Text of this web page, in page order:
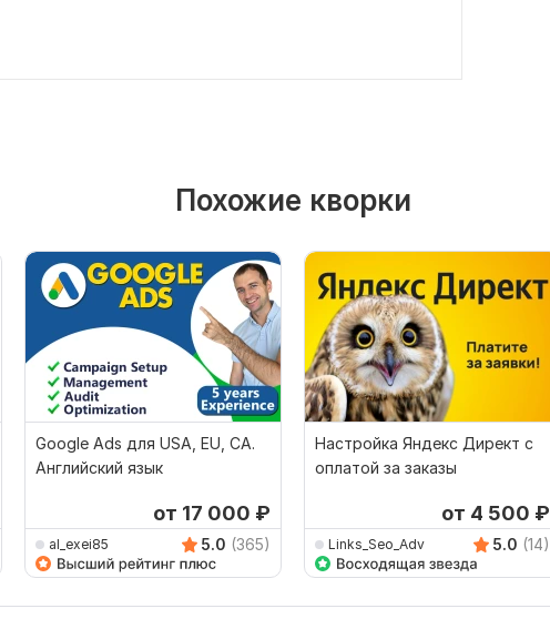
Похожие кворки
Google Ads для USA, EU, CA.
Английский язык
от 17 000 ₽
al_exei85 5.0 (365)
Настройка Яндекс Директ с
оплатой за заказы
от 4 500 ₽
Links_Seo_Adv 5.0 (14)